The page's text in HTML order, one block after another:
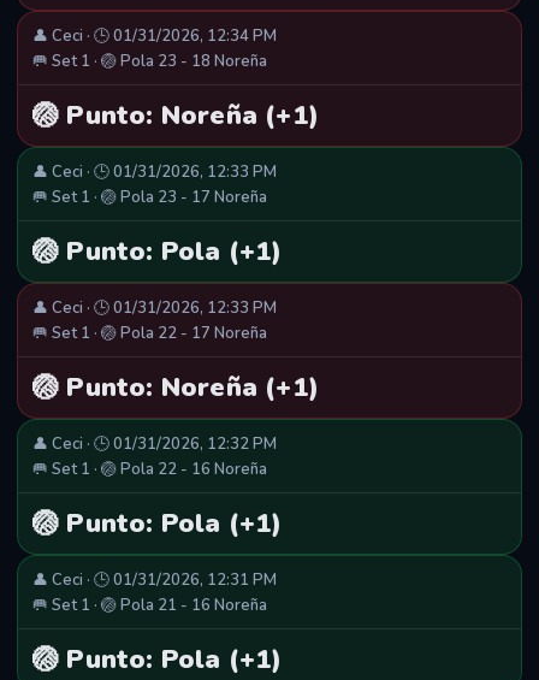
👤 Ceci · 🕒 01/31/2026, 12:34 PM
🥅 Set 1 · 🏐 Pola 23 - 18 Noreña
🏐 Punto: Noreña (+1)
👤 Ceci · 🕒 01/31/2026, 12:33 PM
🥅 Set 1 · 🏐 Pola 23 - 17 Noreña
🏐 Punto: Pola (+1)
👤 Ceci · 🕒 01/31/2026, 12:33 PM
🥅 Set 1 · 🏐 Pola 22 - 17 Noreña
🏐 Punto: Noreña (+1)
👤 Ceci · 🕒 01/31/2026, 12:32 PM
🥅 Set 1 · 🏐 Pola 22 - 16 Noreña
🏐 Punto: Pola (+1)
👤 Ceci · 🕒 01/31/2026, 12:31 PM
🥅 Set 1 · 🏐 Pola 21 - 16 Noreña
🏐 Punto: Pola (+1)